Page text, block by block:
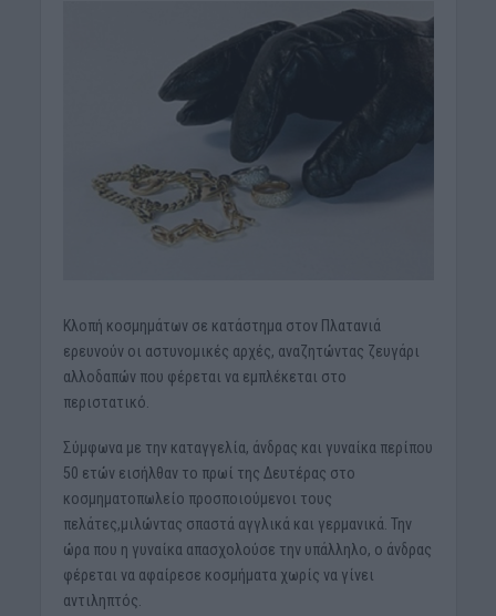
Κλοπή κοσμημάτων σε κατάστημα στον Πλατανιά
ερευνούν οι αστυνομικές αρχές, αναζητώντας ζευγάρι
αλλοδαπών που φέρεται να εμπλέκεται στο
περιστατικό.
Σύμφωνα με την καταγγελία, άνδρας και γυναίκα περίπου
50 ετών εισήλθαν το πρωί της Δευτέρας στο
κοσμηματοπωλείο προσποιούμενοι τους
πελάτες,μιλώντας σπαστά αγγλικά και γερμανικά. Την
ώρα που η γυναίκα απασχολούσε την υπάλληλο, ο άνδρας
φέρεται να αφαίρεσε κοσμήματα χωρίς να γίνει
αντιληπτός.